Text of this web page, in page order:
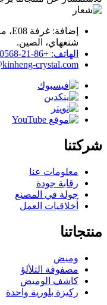
شنغهاي، الصين.
الهاتف: +86-21-56310568
crystal.com
شركتنا
معلومات عنا
رقابة جودة
جولة في المصنع
أخلاقيات العمل
منتجاتنا
وميض
مصفوفة التلألؤ
كاشف الوميض
ركيزة بلورية واحدة